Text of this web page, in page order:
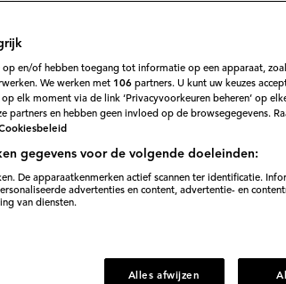
hartverwarmend gerecht dat
en/of hebben toegang tot informatie op een apparaat,
We werken met 106 partners. U kunt uw keuzes
elk moment via de link ‘Privacyvoorkeuren beheren’ op
partners en hebben geen invloed op de browsegegevens.
gegevens voor de volgende doeleinden:
De apparaatkenmerken actief scannen ter identificatie.
advertenties en content, advertentie- en
van diensten.
Alles afwijzen